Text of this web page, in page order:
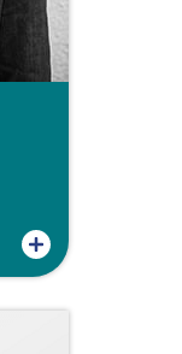
Loonis